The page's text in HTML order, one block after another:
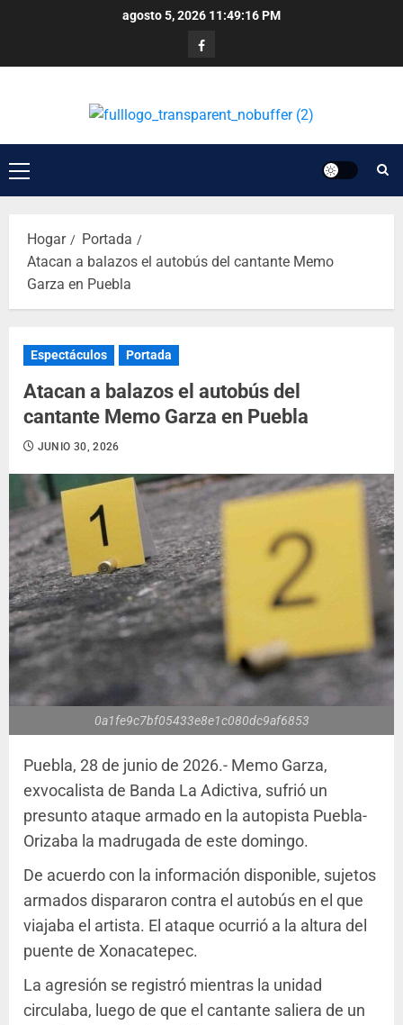
agosto 5, 2026 11:49:16 PM
Hogar
Portada
Atacan a balazos el autobús del cantante Memo
Garza en Puebla
Espectáculos Portada
Atacan a balazos el autobús del
cantante Memo Garza en Puebla
JUNIO 30, 2026
0a1fe9c7bf05433e8e1c080dc9af6853
Puebla, 28 de junio de 2026.- Memo Garza,
exvocalista de Banda La Adictiva, sufrió un
presunto ataque armado en la autopista Puebla-
Orizaba la madrugada de este domingo.
De acuerdo con la información disponible, sujetos
armados dispararon contra el autobús en el que
viajaba el artista. El ataque ocurrió a la altura del
puente de Xonacatepec.
La agresión se registró mientras la unidad
circulaba, luego de que el cantante saliera de un